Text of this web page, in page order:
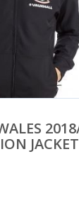
JACKET